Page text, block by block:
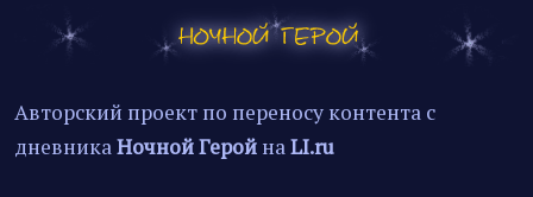
Авторский проект по переносу контента с
дневникаНочной Герой наLI.ru